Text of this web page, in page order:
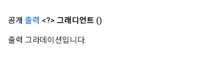
공개 출력 <?> 그래디언트 ()
출력 그라데이션입니다.